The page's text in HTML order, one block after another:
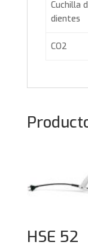
Cuchilla
dientes
CO2
HSE 52